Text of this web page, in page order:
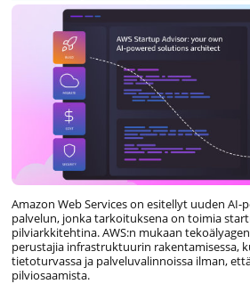
Amazon Web Services on esitellyt uuden AI-
palvelun, jonka tarkoituksena on toimia
pilviarkkitehtina. AWS:n mukaan
perustajia infrastruktuurin rakentamisessa,
tietoturvassa ja palveluvalinnoissa ilman,
pilviosaamista.